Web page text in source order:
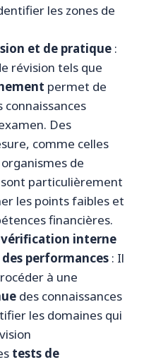
les zones de
et de pratique:
révision tels que
permet de
Des
comme celles
de
particulièrement
les points faibles et
financières.
interne
performances: Il
à une
des connaissances
les domaines qui
tests de